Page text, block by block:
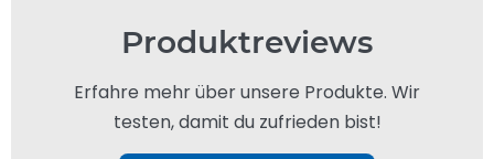
Produktreviews
Erfahre mehr über unsere Produkte. Wir
testen, damit du zufrieden bist!